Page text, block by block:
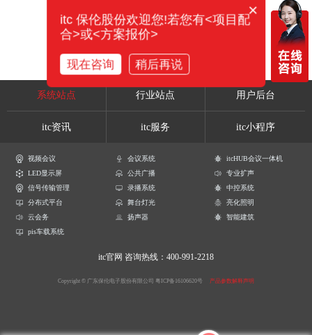
系统站点 行业站点 用户后台
itc资讯 itc服务 itc小程序
视频会议 会议系统
itcHUB会议一体机
LED显示屏
公共广播
专业扩声
信号传输管理
录播系统
中控系统
分布式平台
舞台灯光
亮化照明
云会务
扬声器
智能建筑
pis车载系统
itc官网 咨询热线：400-991-2218
Copyright © 广东保伦电子股份有限公司 粤ICP备16106620号 产品参数解释声明
×
itc 保伦股份欢迎您!若您有<项目配
合>或<方案报价>
现在咨询 稍后再说